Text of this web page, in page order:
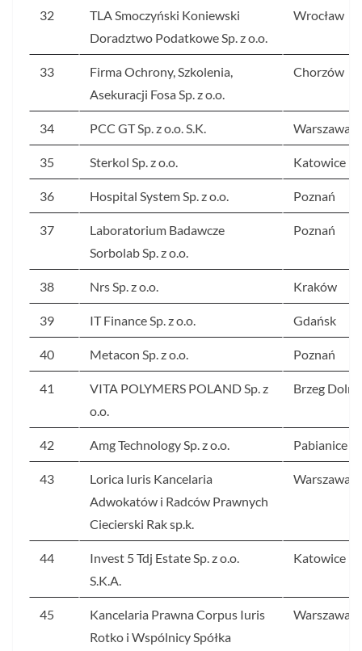
32
TLA Smoczyński Koniewski
Doradztwo Podatkowe Sp. z o.o.
Wrocław
33
Firma Ochrony, Szkolenia,
Asekuracji Fosa Sp. z o.o.
Chorzów
34 PCC GT Sp. z o.o. S.K. Warszawa
35 Sterkol Sp. z o.o. Katowice
36 Hospital System Sp. z o.o. Poznań
37
Laboratorium Badawcze
Sorbolab Sp. z o.o.
Poznań
38 Nrs Sp. z o.o. Kraków
39 IT Finance Sp. z o.o. Gdańsk
40 Metacon Sp. z o.o. Poznań
41
VITA POLYMERS POLAND Sp. z
o.o.
Brzeg Dolny
42 Amg Technology Sp. z o.o. Pabianice
43
Lorica Iuris Kancelaria
Adwokatów i Radców Prawnych
Ciecierski Rak sp.k.
Warszawa
44
Invest 5 Tdj Estate Sp. z o.o.
S.K.A.
Katowice
45
Kancelaria Prawna Corpus Iuris
Rotko i Wspólnicy Spółka
Warszawa